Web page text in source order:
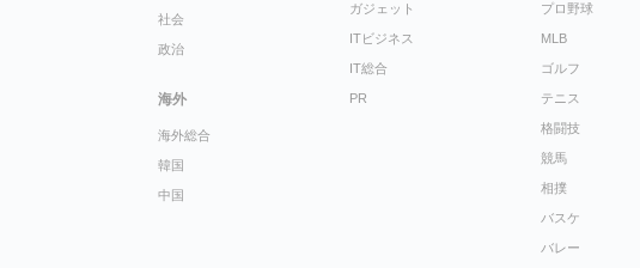
社会
政治
海外
海外総合
韓国
中国
ガジェット
ITビジネス
IT総合
PR
プロ野球
MLB
ゴルフ
テニス
格闘技
競馬
相撲
バスケ
バレー